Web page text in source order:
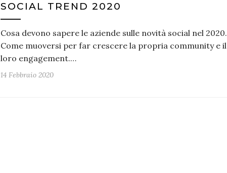
SOCIAL TREND 2020
Cosa devono sapere le aziende sulle novità social nel 2020.
Come muoversi per far crescere la propria community e il
loro engagement.…
14 Febbraio 2020